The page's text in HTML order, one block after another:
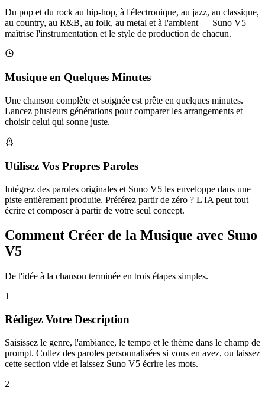
Du pop et du rock au hip-hop, à l'électronique, au jazz, au classique,
au country, au R&B, au folk, au metal et à l'ambient — Suno V5
maîtrise l'instrumentation et le style de production de chacun.
Musique en Quelques Minutes
Une chanson complète et soignée est prête en quelques minutes.
Lancez plusieurs générations pour comparer les arrangements et
choisir celui qui sonne juste.
Utilisez Vos Propres Paroles
Intégrez des paroles originales et Suno V5 les enveloppe dans une
piste entièrement produite. Préférez partir de zéro ? L'IA peut tout
écrire et composer à partir de votre seul concept.
Comment Créer de la Musique avec Suno
V5
De l'idée à la chanson terminée en trois étapes simples.
1
Rédigez Votre Description
Saisissez le genre, l'ambiance, le tempo et le thème dans le champ de
prompt. Collez des paroles personnalisées si vous en avez, ou laissez
cette section vide et laissez Suno V5 écrire les mots.
2